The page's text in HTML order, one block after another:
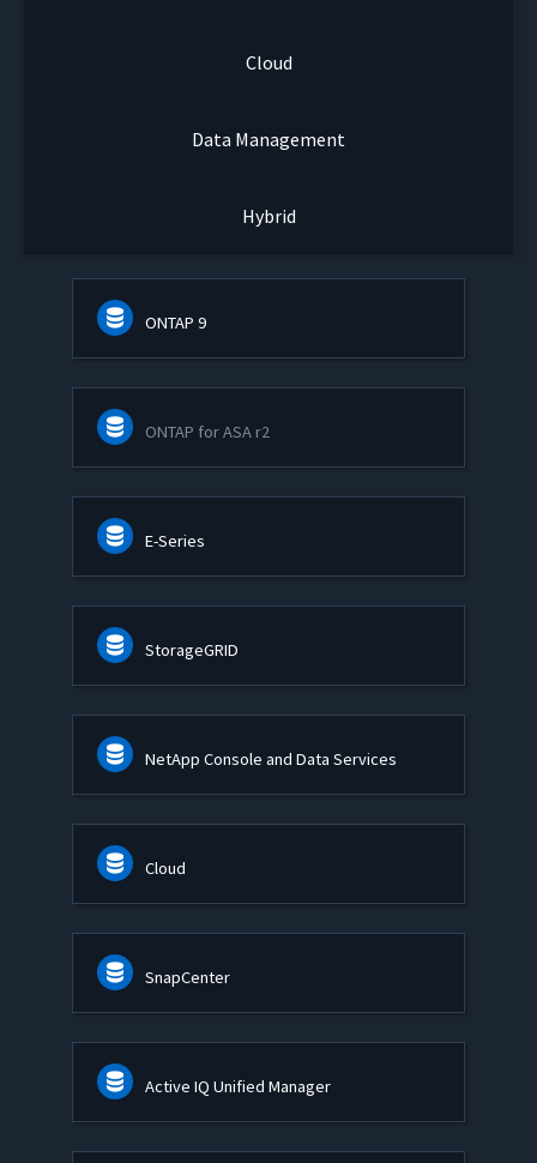
Cloud
Data Management
Hybrid
ONTAP 9
ONTAP for ASA r2
E-Series
StorageGRID
NetApp Console and Data Services
Cloud
SnapCenter
Active IQ Unified Manager